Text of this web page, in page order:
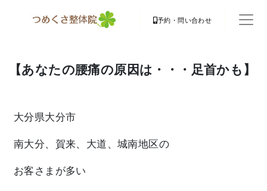
予約・問い合わせ
【あなたの腰痛の原因は・・・足首かも】
大分県大分市
南大分、賀来、大道、城南地区の
お客さまが多い